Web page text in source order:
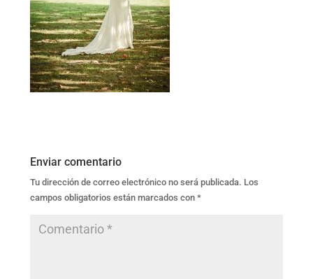
Enviar comentario
Tu dirección de correo electrónico no será publicada. Los
campos obligatorios están marcados con *